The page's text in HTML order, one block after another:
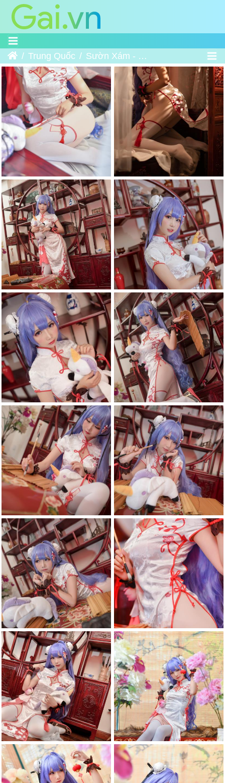
Trang chủTrung Quốc Sườn Xám - 旗袍COS